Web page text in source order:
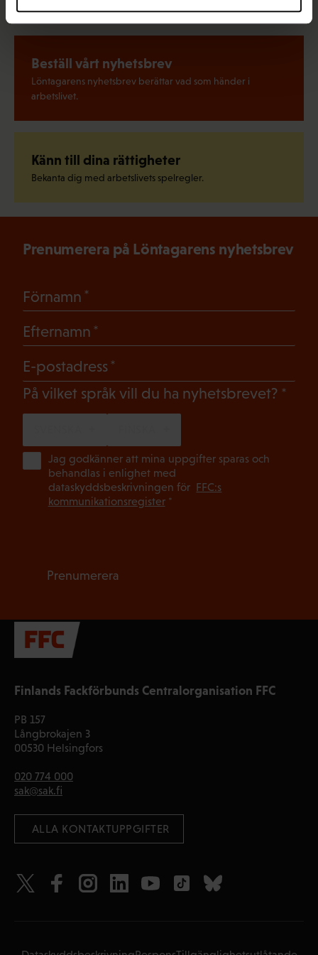
Beställ vårt nyhetsbrev
Löntagarens nyhetsbrev berättar vad som händer i
arbetslivet.
Känn till dina rättigheter
Bekanta dig med arbetslivets spelregler.
Finlands Fackförbunds Centralorganisation FFC
PB 157
Långbrokajen 3
00530 Helsingfors
020 774 000
sak@sak.fi
ALLA KONTAKTUPPGIFTER
Prenumerera på Löntagarens nyhetsbrev
Förnamn
Efternamn
E-postadress
På vilket språk vill du ha nyhetsbrevet?
Jag godkänner att mina uppgifter sparas och
behandlas i enlighet med
dataskyddsbeskrivningen för FFC:s
kommunikationsregister*
Prenumerera